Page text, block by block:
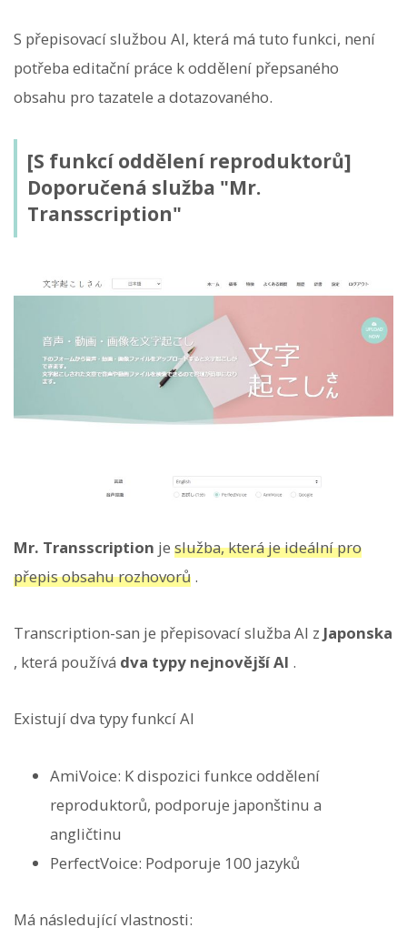
S přepisovací službou AI, která má tuto funkci, není
potřeba editační práce k oddělení přepsaného
obsahu pro tazatele a dotazovaného.
[S funkcí oddělení reproduktorů]
Doporučená služba "Mr.
Transscription"
Mr. Transscription je služba, která je ideální pro
přepis obsahu rozhovorů .
Transcription-san je přepisovací služba AI z Japonska
, která používá dva typy nejnovější AI .
Existují dva typy funkcí AI
AmiVoice: K dispozici funkce oddělení
reproduktorů, podporuje japonštinu a
angličtinu
PerfectVoice: Podporuje 100 jazyků
Má následující vlastnosti: